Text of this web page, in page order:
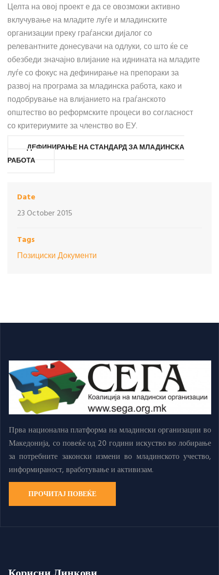
Целта на овој проект е да се овозможи активно
вклучување на младите луѓе и младинските
организации преку граѓански дијалог со
релевантните донесувачи на одлуки, со што ќе се
обезбеди значајно влијание на иднината на младите
луѓе со фокус на дефинирање на препораки за
развој на програма за младинска работа, како и
подобрување на влијанието на граѓанското
општество во реформските процеси во согласност
со критериумите за членство во ЕУ.
ДЕФИНИРАЊЕ НА СТАНДАРД ЗА МЛАДИНСКА
РАБОТА
Date
23 October 2015
Tags
Позициски Документи
Прва национална платформа на младински организации во
Македонија, со повеќе од 20 години искуство во лобирање
за потребните законски измени во младинското учество,
информираност, вработување и активизам.
ПРОЧИТАЈ ПОВЕЌЕ